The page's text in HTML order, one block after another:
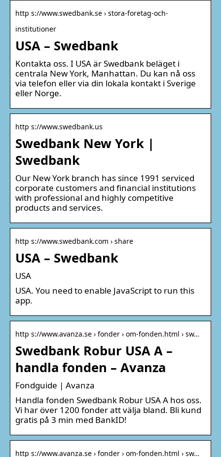
http s://www.swedbank.se › stora-foretag-och-
institutioner
USA – Swedbank
Kontakta oss. I USA är Swedbank beläget i
centrala New York, Manhattan. Du kan nå oss
via telefon eller via din lokala kontakt i Sverige
eller Norge.
http s://www.swedbank.us
Swedbank New York |
Swedbank
Our New York branch has since 1991 serviced
corporate customers and financial institutions
with professional and highly competitive
products and services.
http s://www.swedbank.com › share
USA – Swedbank
USA
USA. You need to enable JavaScript to run this
app.
http s://www.avanza.se › fonder › om-fonden.html › sw…
Swedbank Robur USA A –
handla fonden – Avanza
Fondguide | Avanza
Handla fonden Swedbank Robur USA A hos oss.
Vi har över 1200 fonder att välja bland. Bli kund
gratis på 3 min med BankID!
http s://www.avanza.se › fonder › om-fonden.html › sw…